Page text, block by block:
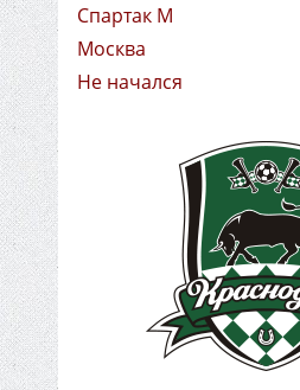
Спартак М
Москва
Не начался